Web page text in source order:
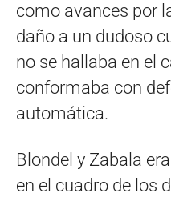
como avances por
daño a un dudoso
no se hallaba en el
conformaba con
automática.
Blondel y Zabala
en el cuadro de los